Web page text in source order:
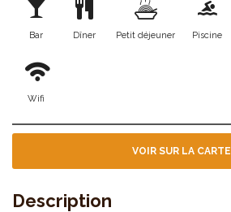
Bar Dîner Petit déjeuner Piscine
Wifi
VOIR SUR LA CARTE
Description